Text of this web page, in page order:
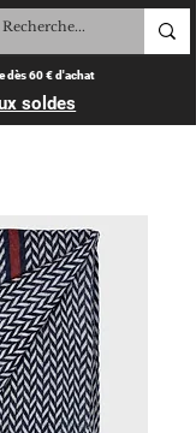
dès 60 € d'achat
soldes